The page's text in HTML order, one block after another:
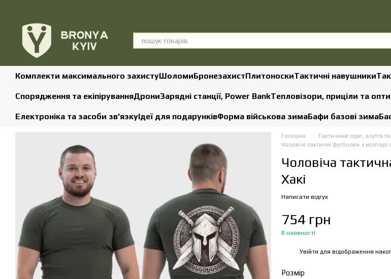
Комплекти максимального захистуШоломиБронезахистПлитоноскиТактичні навушники
Спорядження та екіпіруванняДрониЗарядні станції, Power BankТепловізори, приціли та
Електроніка та засоби зв'язкуІдеї для подарунківФорма військова зимаБафи базові зима
Головна Тактичний одяг, взуття
Чоловічі тактичні футболки з
Чоловіча
Хакі
Написати відгук
754 грн
В наявності
Увійти для відображення
Розмір